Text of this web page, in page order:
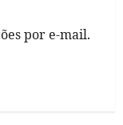
por e-mail.